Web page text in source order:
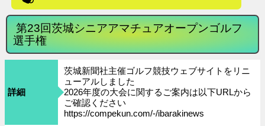
第23回茨城シニアアマチュアオープンゴルフ
選手権
詳細
茨城新聞社主催ゴルフ競技ウェブサイトをリニ
ューアルしました
2026年度の大会に関するご案内は以下URLから
ご確認ください
https://compekun.com/-/ibarakinews